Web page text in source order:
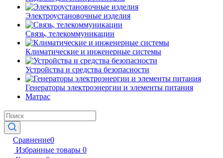
Электроустановочные изделия
Связь, телекоммуникации
Климатические и инженерные системы
Устройства и средства безопасности
Генераторы электроэнергии и элементы питания
Матрас
Сравнение0
Избранные товары 0